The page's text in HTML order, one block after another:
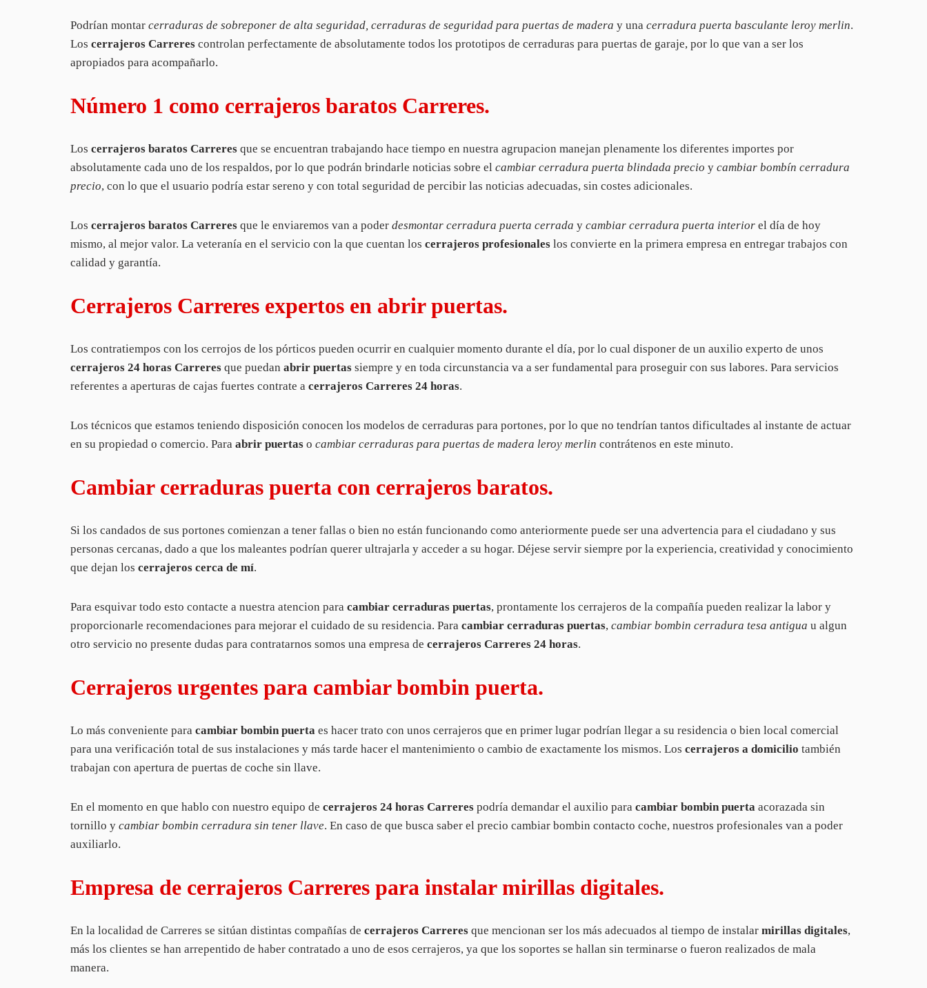
Podrían montar cerraduras de sobreponer de alta seguridad, cerraduras de seguridad para puertas de madera y una cerradura puerta basculante leroy merlin.
Los cerrajeros Carreres controlan perfectamente de absolutamente todos los prototipos de cerraduras para puertas de garaje, por lo que van a ser los
apropiados para acompañarlo.
Número 1 como cerrajeros baratos Carreres.
Los cerrajeros baratos Carreres que se encuentran trabajando hace tiempo en nuestra agrupacion manejan plenamente los diferentes importes por
absolutamente cada uno de los respaldos, por lo que podrán brindarle noticias sobre el cambiar cerradura puerta blindada precio y cambiar bombín cerradura
precio, con lo que el usuario podría estar sereno y con total seguridad de percibir las noticias adecuadas, sin costes adicionales.
Los cerrajeros baratos Carreres que le enviaremos van a poder desmontar cerradura puerta cerrada y cambiar cerradura puerta interior el día de hoy
mismo, al mejor valor. La veteranía en el servicio con la que cuentan los cerrajeros profesionales los convierte en la primera empresa en entregar trabajos con
calidad y garantía.
Cerrajeros Carreres expertos en abrir puertas.
Los contratiempos con los cerrojos de los pórticos pueden ocurrir en cualquier momento durante el día, por lo cual disponer de un auxilio experto de unos
cerrajeros 24 horas Carreres que puedan abrir puertas siempre y en toda circunstancia va a ser fundamental para proseguir con sus labores. Para servicios
referentes a aperturas de cajas fuertes contrate a cerrajeros Carreres 24 horas.
Los técnicos que estamos teniendo disposición conocen los modelos de cerraduras para portones, por lo que no tendrían tantos dificultades al instante de actuar
en su propiedad o comercio. Para abrir puertas o cambiar cerraduras para puertas de madera leroy merlin contrátenos en este minuto.
Cambiar cerraduras puerta con cerrajeros baratos.
Si los candados de sus portones comienzan a tener fallas o bien no están funcionando como anteriormente puede ser una advertencia para el ciudadano y sus
personas cercanas, dado a que los maleantes podrían querer ultrajarla y acceder a su hogar. Déjese servir siempre por la experiencia, creatividad y conocimiento
que dejan los cerrajeros cerca de mí.
Para esquivar todo esto contacte a nuestra atencion para cambiar cerraduras puertas, prontamente los cerrajeros de la compañía pueden realizar la labor y
proporcionarle recomendaciones para mejorar el cuidado de su residencia. Para cambiar cerraduras puertas, cambiar bombin cerradura tesa antigua u algun
otro servicio no presente dudas para contratarnos somos una empresa de cerrajeros Carreres 24 horas.
Cerrajeros urgentes para cambiar bombin puerta.
Lo más conveniente para cambiar bombin puerta es hacer trato con unos cerrajeros que en primer lugar podrían llegar a su residencia o bien local comercial
para una verificación total de sus instalaciones y más tarde hacer el mantenimiento o cambio de exactamente los mismos. Los cerrajeros a domicilio también
trabajan con apertura de puertas de coche sin llave.
En el momento en que hablo con nuestro equipo de cerrajeros 24 horas Carreres podría demandar el auxilio para cambiar bombin puerta acorazada sin
tornillo y cambiar bombin cerradura sin tener llave. En caso de que busca saber el precio cambiar bombin contacto coche, nuestros profesionales van a poder
auxiliarlo.
Empresa de cerrajeros Carreres para instalar mirillas digitales.
En la localidad de Carreres se sitúan distintas compañías de cerrajeros Carreres que mencionan ser los más adecuados al tiempo de instalar mirillas digitales,
más los clientes se han arrepentido de haber contratado a uno de esos cerrajeros, ya que los soportes se hallan sin terminarse o fueron realizados de mala
manera.